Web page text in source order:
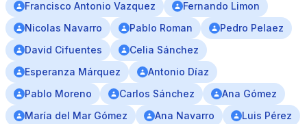
Francisco Antonio Vazquez
Fernando Limon
Nicolas Navarro
Pablo Roman
Pedro Pelaez
David Cifuentes
Celia Sánchez
Esperanza Márquez
Antonio Díaz
Pablo Moreno
Carlos Sánchez
Ana Gómez
María del Mar Gómez
Ana Navarro
Luis Pérez